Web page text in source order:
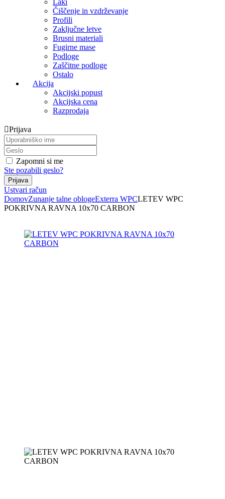
Laki
Čiščenje in vzdrževanje
Profili
Zaključne letve
Brusni materiali
Fugirne mase
Podloge
Zaščitne podloge
Ostalo
Akcija
Akcijski popust
Akcijska cena
Razprodaja
Prijava
Zapomni si me
Ste pozabili geslo?
Ustvari račun
DomovZunanje talne oblogeExterra WPCLETEV WPC
POKRIVNA RAVNA 10x70 CARBON